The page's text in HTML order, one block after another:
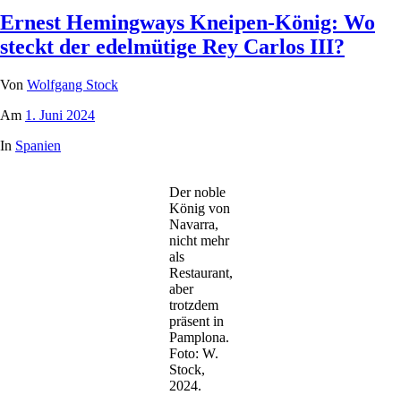
Ernest Hemingways Kneipen-König: Wo
steckt der edelmütige Rey Carlos III?
Von Wolfgang Stock
Am 1. Juni 2024
In Spanien
Der noble
König von
Navarra,
nicht mehr
als
Restaurant,
aber
trotzdem
präsent in
Pamplona.
Foto: W.
Stock,
2024.